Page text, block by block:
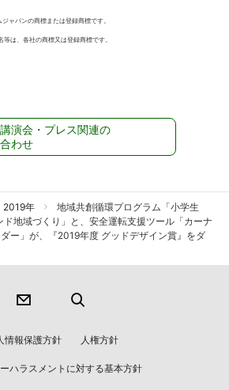
ャパンの商標または登録商標です。
は、各社の商標又は登録商標です。
演会・プレス関連の
わせ
2019年
地域共創循環プログラム「小学生
ド地域づくり」と、安全運転支援ツール「カーナ
ー」が、『2019年度 グッドデザイン賞』をダ
情報保護方針 人権方針
ハラスメントに対する基本方針